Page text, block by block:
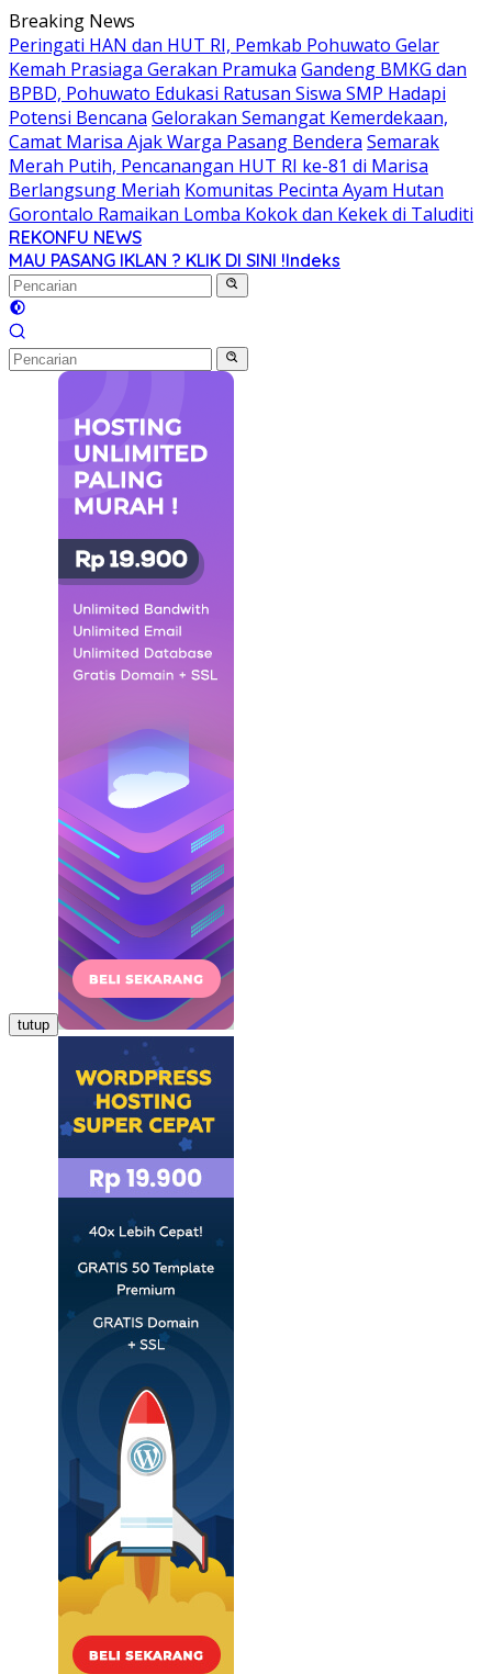
Langsung
ke
konten
Breaking News
Peringati HAN dan HUT RI, Pemkab Pohuwato Gelar
Kemah Prasiaga Gerakan Pramuka Gandeng BMKG dan
BPBD, Pohuwato Edukasi Ratusan Siswa SMP Hadapi
Potensi Bencana Gelorakan Semangat Kemerdekaan,
Camat Marisa Ajak Warga Pasang Bendera Semarak
Merah Putih, Pencanangan HUT RI ke-81 di Marisa
Berlangsung Meriah Komunitas Pecinta Ayam Hutan
Gorontalo Ramaikan Lomba Kokok dan Kekek di Taluditi
REKONFU NEWS
Tegas,
Berani
dan
Transparan
MAU PASANG IKLAN ? KLIK DI SINI !Indeks
tutup